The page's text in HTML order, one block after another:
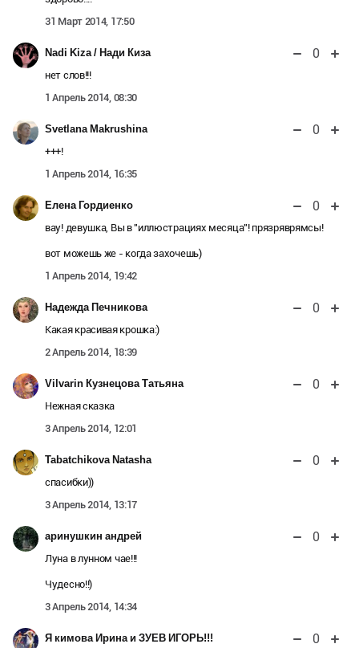
31 Март 2014, 17:50
Nadi Kiza / Нади Киза 0
нет слов!!!
1 Апрель 2014, 08:30
Svetlana Makrushina 0
+++!
1 Апрель 2014, 16:35
Елена Гордиенко 0
вау! девушка, Вы в "иллюстрациях месяца"! прязряврямсы!
вот можешь же - когда захочешь)
1 Апрель 2014, 19:42
Надежда Печникова 0
Какая красивая крошка:)
2 Апрель 2014, 18:39
Vilvarin Кузнецова Татьяна 0
Нежная сказка
3 Апрель 2014, 12:01
Tabatchikova Natasha 0
спасибки))
3 Апрель 2014, 13:17
аринушкин андрей 0
Луна в лунном чае!!!
Чудесно!!)
3 Апрель 2014, 14:34
Я кимова Ирина и ЗУЕВ ИГОРЬ!!! 0